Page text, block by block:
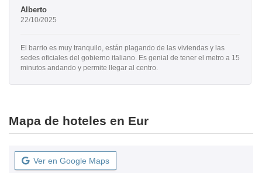
Alberto
22/10/2025
El barrio es muy tranquilo, están plagando de las viviendas y las
sedes oficiales del gobierno italiano. Es genial de tener el metro a 15
minutos andando y permite llegar al centro.
Mapa de hoteles en Eur
Ver en Google Maps